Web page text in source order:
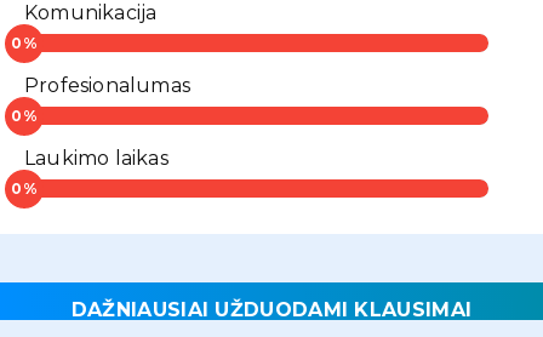
Komunikacija
Profesionalumas
Laukimo laikas
DAŽNIAUSIAI UŽDUODAMI KLAUSIMAI